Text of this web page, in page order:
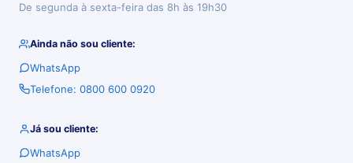
De segunda à sexta-feira das 8h às 19h30
Ainda não sou cliente:
WhatsApp
Telefone: 0800 600 0920
Já sou cliente:
WhatsApp